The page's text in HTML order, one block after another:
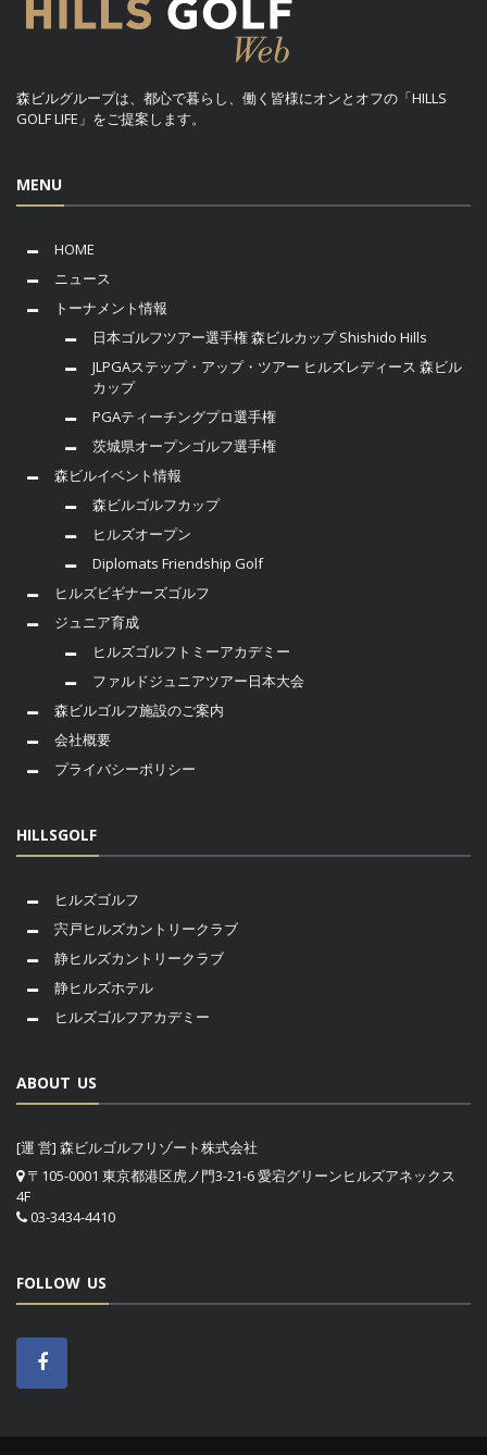
森ビルグループは、都心で暮らし、働く皆様にオンとオフの「HILLS
GOLF LIFE」をご提案します。
MENU
HOME
ニュース
トーナメント情報
日本ゴルフツアー選手権 森ビルカップ Shishido Hills
JLPGAステップ・アップ・ツアー ヒルズレディース 森ビル
カップ
PGAティーチングプロ選手権
茨城県オープンゴルフ選手権
森ビルイベント情報
森ビルゴルフカップ
ヒルズオープン
Diplomats Friendship Golf
ヒルズビギナーズゴルフ
ジュニア育成
ヒルズゴルフトミーアカデミー
ファルドジュニアツアー日本大会
森ビルゴルフ施設のご案内
会社概要
プライバシーポリシー
HILLSGOLF
ヒルズゴルフ
宍戸ヒルズカントリークラブ
静ヒルズカントリークラブ
静ヒルズホテル
ヒルズゴルフアカデミー
ABOUT US
[運 営] 森ビルゴルフリゾート株式会社
〒105-0001 東京都港区虎ノ門3-21-6 愛宕グリーンヒルズアネックス
4F
03-3434-4410
FOLLOW US